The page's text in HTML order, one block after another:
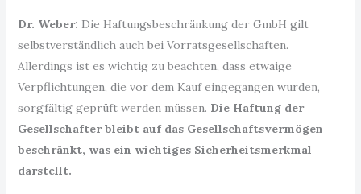
Dr. Weber: Die Haftungsbeschränkung der GmbH gilt
selbstverständlich auch bei Vorratsgesellschaften.
Allerdings ist es wichtig zu beachten, dass etwaige
Verpflichtungen, die vor dem Kauf eingegangen wurden,
sorgfältig geprüft werden müssen. Die Haftung der
Gesellschafter bleibt auf das Gesellschaftsvermögen
beschränkt, was ein wichtiges Sicherheitsmerkmal
darstellt.